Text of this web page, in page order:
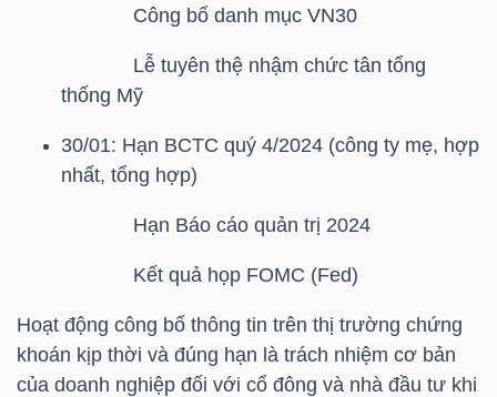
Công bố danh mục VN30
Lễ tuyên thệ nhậm chức tân tổng
thống Mỹ
30/01: Hạn BCTC quý 4/2024 (công ty mẹ, hợp
nhất, tổng hợp)
Hạn Báo cáo quản trị 2024
Kết quả họp FOMC (Fed)
Hoạt động công bố thông tin trên thị trường chứng
khoán kịp thời và đúng hạn là trách nhiệm cơ bản
của doanh nghiệp đối với cổ đông và nhà đầu tư khi
TÀI
CHÍNH
PHÂN
TÍCH